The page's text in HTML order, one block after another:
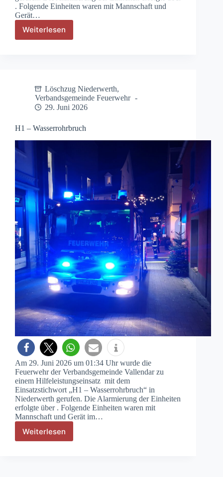
. Folgende Einheiten waren mit Mannschaft und
Gerät…
Weiterlesen
G1
Löschzug Niederwerth,
Verbandsgemeinde Feuerwehr
29. Juni 2026
H1 – Wasserrohrbruch
Am 29. Juni 2026 um 01:34 Uhr wurde die
Feuerwehr der Verbandsgemeinde Vallendar zu
einem Hilfeleistungseinsatz mit dem
Einsatzstichwort „H1 – Wasserrohrbruch“ in
Niederwerth gerufen. Die Alarmierung der Einheiten
erfolgte über . Folgende Einheiten waren mit
Mannschaft und Gerät im…
Weiterlesen
H1